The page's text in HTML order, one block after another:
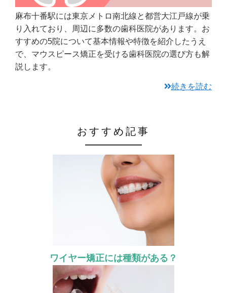
麻布十番駅には東京メトロ南北線と都営大江戸線が乗
り入れており、周辺に多数の歯科医院があります。お
すすめの5院について基本情報や特徴を紹介したうえ
で、マウスピース矯正を受ける歯科医院の選び方も解
説します。
続きを読む
おすすめ記事
ワイヤー矯正には種類がある？